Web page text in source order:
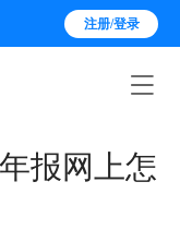
注册/登录

报网上怎